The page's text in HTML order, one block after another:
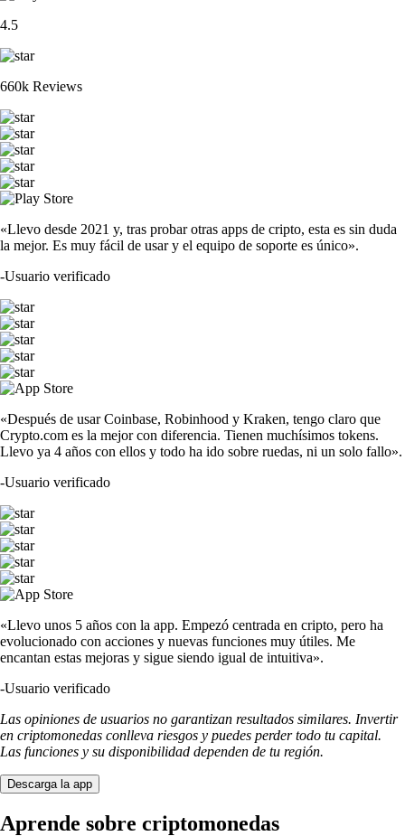
4.5
660k Reviews
«Llevo desde 2021 y, tras probar otras apps de cripto, esta es sin duda
la mejor. Es muy fácil de usar y el equipo de soporte es único».
-Usuario verificado
«Después de usar Coinbase, Robinhood y Kraken, tengo claro que
Crypto.com es la mejor con diferencia. Tienen muchísimos tokens.
Llevo ya 4 años con ellos y todo ha ido sobre ruedas, ni un solo fallo».
-Usuario verificado
«Llevo unos 5 años con la app. Empezó centrada en cripto, pero ha
evolucionado con acciones y nuevas funciones muy útiles. Me
encantan estas mejoras y sigue siendo igual de intuitiva».
-Usuario verificado
Las opiniones de usuarios no garantizan resultados similares. Invertir
en criptomonedas conlleva riesgos y puedes perder todo tu capital.
Las funciones y su disponibilidad dependen de tu región.
Descarga la app
Aprende sobre criptomonedas